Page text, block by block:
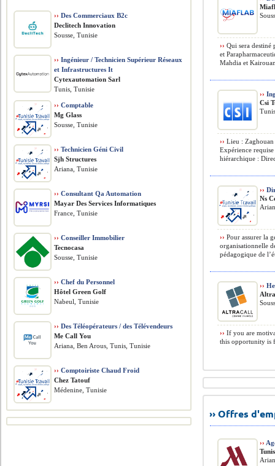
›› Qui sera destiné
et
Mahdia et
››
Csi
›› Lieu :
Expérience
hiérarchique :
››
Ns
›› Pour assurer la
organisationnelle
pédagogique de
››
›› If you are
this opportunity is
›› Offres
››
›› Des Commerciaux B2c
Declitech Innovation
Sousse, Tunisie
›› Ingénieur / Technicien Supérieur Réseaux
et Infrastructures It
Cytexautomation Sarl
Tunis, Tunisie
›› Comptable
Mg Glass
Sousse, Tunisie
›› Technicien Géni Civil
Sjh Structures
Ariana, Tunisie
›› Consultant Qa Automation
Mayar Des Services Informatiques
France, Tunisie
›› Conseiller Immobilier
Tecnocasa
Sousse, Tunisie
›› Chef du Personnel
Hôtel Green Golf
Nabeul, Tunisie
›› Des Téléopérateurs / des Télévendeurs
Me Call You
Ariana, Ben Arous, Tunis, Tunisie
›› Comptoiriste Chaud Froid
Chez Tatouf
Médenine, Tunisie